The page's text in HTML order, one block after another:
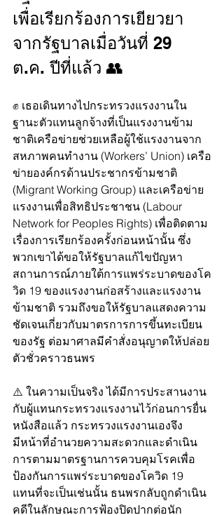
เพื่อเรียกร้องการเยียวยา
จากรัฐบาลเมื่อวันที่ 29
ต.ค. ปีที่แล้ว 👥
✊️ เธอเดินทางไปกระทรวงแรงงานใน
ฐานะตัวแทนลูกจ้างที่เป็นแรงงานข้าม
ชาติเครือข่ายช่วยเหลือผู้ใช้แรงงานจาก
สหภาพคนทำงาน (Workers’ Union) เครือ
ข่ายองค์กรด้านประชากรข้ามชาติ
(Migrant Working Group) และเครือข่าย
แรงงานเพื่อสิทธิประชาชน (Labour
Network for Peoples Rights) เพื่อติดตาม
เรื่องการเรียกร้องครั้งก่อนหน้านั้น ซึ่ง
พวกเขาได้ขอให้รัฐบาลแก้ไขปัญหา
สถานการณ์ภายใต้การแพร่ระบาดของโค
วิด 19 ของแรงงานก่อสร้างและแรงงาน
ข้ามชาติ รวมถึงขอให้รัฐบาลแสดงความ
ชัดเจนเกี่ยวกับมาตรการการขึ้นทะเบียน
ของรัฐ ต่อมาศาลมีคำสั่งอนุญาตให้ปล่อย
ตัวชั่วคราวธนพร
⚠️ ในความเป็นจริง ได้มีการประสานงาน
กับผู้แทนกระทรวงแรงงานไว้ก่อนการยื่น
หนังสือแล้ว กระทรวงแรงงานเองจึง
มีหน้าที่อำนวยความสะดวกและดำเนิน
การตามมาตรฐานการควบคุมโรคเพื่อ
ป้องกันการแพร่ระบาดของโควิด 19
แทนที่จะเป็นเช่นนั้น ธนพรกลับถูกดำเนิน
คดีในลักษณะการฟ้องปิดปากต่อนัก